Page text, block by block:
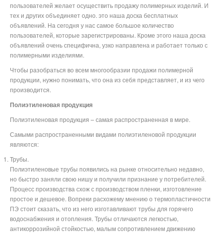
пользователей желает осуществить продажу полимерных изделий. И
тех и других объединяет одно. это наша доска бесплатных
объявлений. На сегодня у нас самое большое количество
пользователей, которые зарегистрированы. Кроме этого наша доска
объявлений очень специфична, узко направлена и работает только с
полимерными изделиями.
Чтобы разобраться во всем многообразии продажи полимерной
продукции, нужно понимать, что она из себя представляет, и из чего
производится.
Полиэтиленовая продукция
Полиэтиленовая продукция – самая распространенная в мире.
Самыми распространенными видами полиэтиленовой продукции
являются:
Трубы.
Полиэтиленовые трубы появились на рынке относительно недавно,
но быстро заняли свою нишу и получили признание у потребителей.
Процесс производства схож с производством пленки, изготовление
простое и дешевое. Вопреки расхожему мнению о термопластичности
ПЭ стоит сказать, что из него изготавливают трубы для горячего
водоснабжения и отопления. Трубы отличаются легкостью,
антикоррозийной стойкостью, малым сопротивлением движению